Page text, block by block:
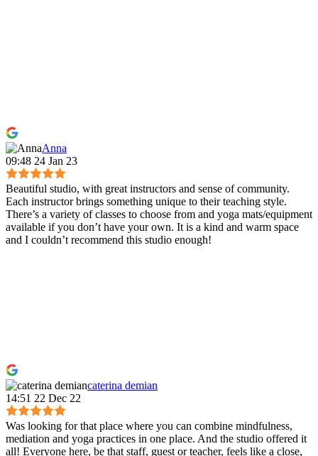
Anna
09:48 24 Jan 23
Beautiful studio, with great instructors and sense of community.
Each instructor brings something unique to their teaching style.
There’s a variety of classes to choose from and yoga mats/equipment
available if you don’t have your own. It is a kind and warm space
and I couldn’t recommend this studio enough!
caterina demian
14:51 22 Dec 22
Was looking for that place where you can combine mindfulness,
mediation and yoga practices in one place. And the studio offered it
all! Everyone here, be that staff, guest or teacher, feels like a close,